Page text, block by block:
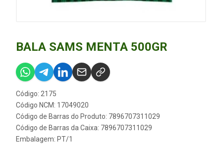
BALA SAMS MENTA 500GR
Código: 2175
Código NCM: 17049020
Código de Barras do Produto: 7896707311029
Código de Barras da Caixa: 7896707311029
Embalagem: PT/1